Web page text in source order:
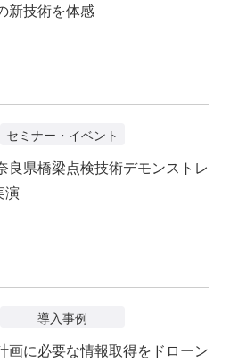
新技術を体感
セミナー・イベント
良県橋梁点検技術デモンストレ
演
導入事例
画に必要な情報取得をドローン